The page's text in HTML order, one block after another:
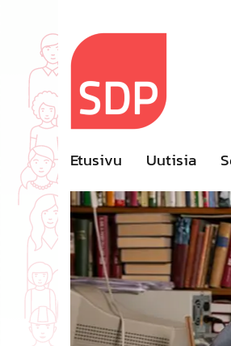
content
Etusivu Uutisia